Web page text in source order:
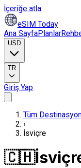
İçeriğe atla
eSIM Today
Ana SayfaPlanlar
USD
TR
Giriş Yap
Tüm
›
İsviçre
🇨🇭